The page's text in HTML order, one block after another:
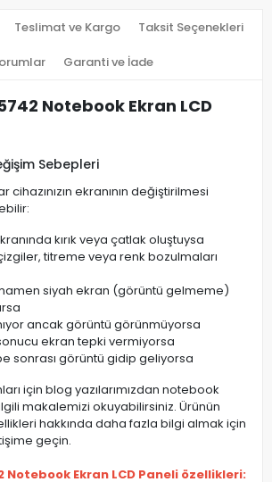
Teslimat ve Kargo Taksit Seçenekleri
Garanti ve İade
Notebook Ekran LCD
Sebepleri
cihazınızın ekranının değiştirilmesi
kırık veya çatlak oluştuysa
titreme veya renk bozulmaları
siyah ekran (görüntü gelmeme)
ancak görüntü görünmüyorsa
sonucu ekran tepki vermiyorsa
sonrası görüntü gidip geliyorsa
için blog yazılarımızdan notebook
makalemizi okuyabilirsiniz. Ürünün
hakkında daha fazla bilgi almak için
geçin.
Notebook Ekran LCD Paneli özellikleri: